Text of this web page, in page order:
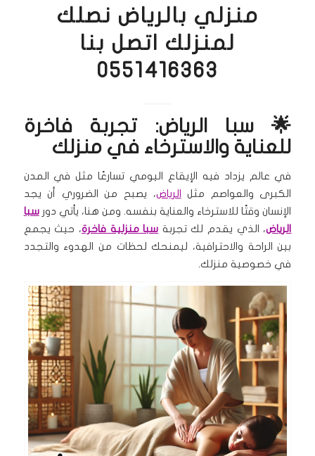
منزلي بالرياض نصلك
لمنزلك اتصل بنا
0551416363
🌟 سبا الرياض: تجربة فاخرة
للعناية والاسترخاء في منزلك
في عالم يزداد فيه الإيقاع اليومي تسارعًا مثل في المدن
الكبرى والعواصم مثل
الرياض، يصبح من الضروري أن يجد
الإنسان وقتًا للاسترخاء والعناية بنفسه. ومن هنا، يأتي دورسبا
الرياض، الذي يقدم لك تجربة سبا منزلية فاخرة، حيث يجمع
بين الراحة والاحترافية، ليمنحك لحظات من الهدوء والتجدد
في خصوصية منزلك.